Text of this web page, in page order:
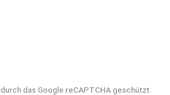
das Google reCAPTCHA geschützt.